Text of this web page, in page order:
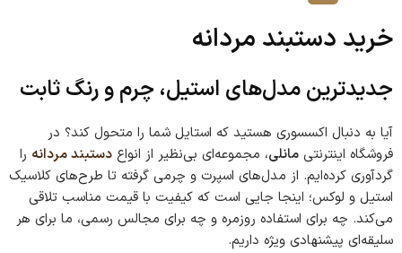
خرید دستبند مردانه
جدیدترین مدل‌های استیل، چرم و رنگ ثابت
آیا به دنبال اکسسوری هستید که استایل شما را متحول کند؟ در
فروشگاه اینترنتی مانلی، مجموعه‌ای بی‌نظیر از انواع دستبند مردانه را
گردآوری کرده‌ایم. از مدل‌های اسپرت و چرمی گرفته تا طرح‌های کلاسیک
استیل و لوکس؛ اینجا جایی است که کیفیت با قیمت مناسب تلاقی
می‌کند. چه برای استفاده روزمره و چه برای مجالس رسمی، ما برای هر
سلیقه‌ای پیشنهادی ویژه داریم.